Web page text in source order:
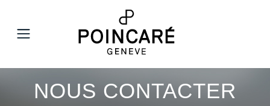
NOUS CONTACTER